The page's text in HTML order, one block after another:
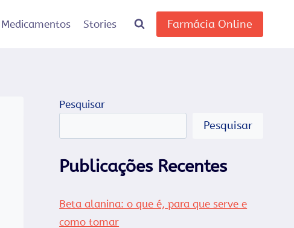
Medicamentos Stories Farmácia Online
Pesquisar
Pesquisar
Publicações Recentes
Beta alanina: o que é, para que serve e
como tomar